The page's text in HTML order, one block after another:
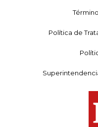
Política de